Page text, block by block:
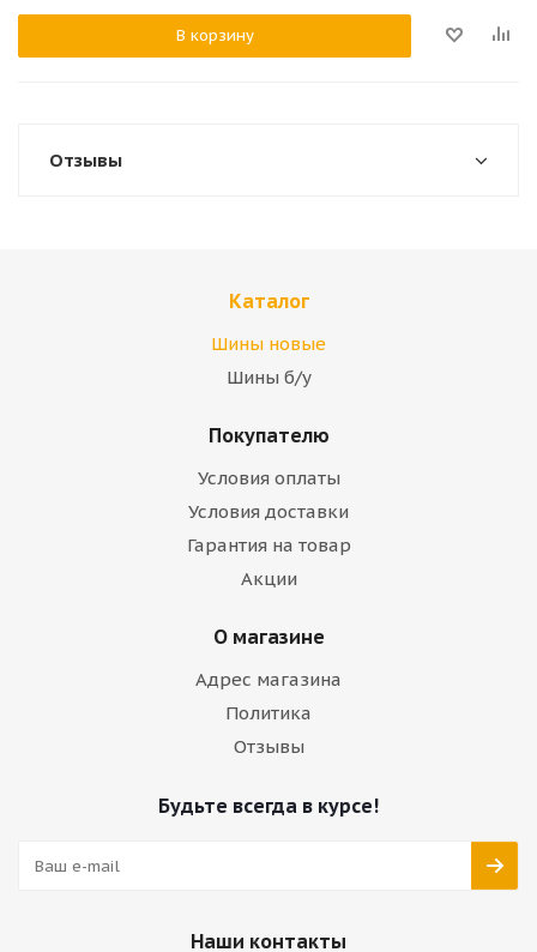
В корзину
Отзывы
Каталог
Шины новые
Шины б/у
Покупателю
Условия оплаты
Условия доставки
Гарантия на товар
Акции
О магазине
Адрес магазина
Политика
Отзывы
Будьте всегда в курсе!
Наши контакты